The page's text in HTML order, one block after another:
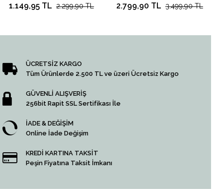
1.149,95 TL 2.299,90 TL
2.799,90 TL 3.499,90 TL
ÜCRETSİZ KARGO
Tüm Ürünlerde 2.500 TL ve üzeri Ücretsiz Kargo
GÜVENLİ ALIŞVERİŞ
256bit Rapit SSL Sertifikası İle
İADE & DEĞİŞİM
Online İade Değişim
KREDİ KARTINA TAKSİT
Peşin Fiyatına Taksit İmkanı